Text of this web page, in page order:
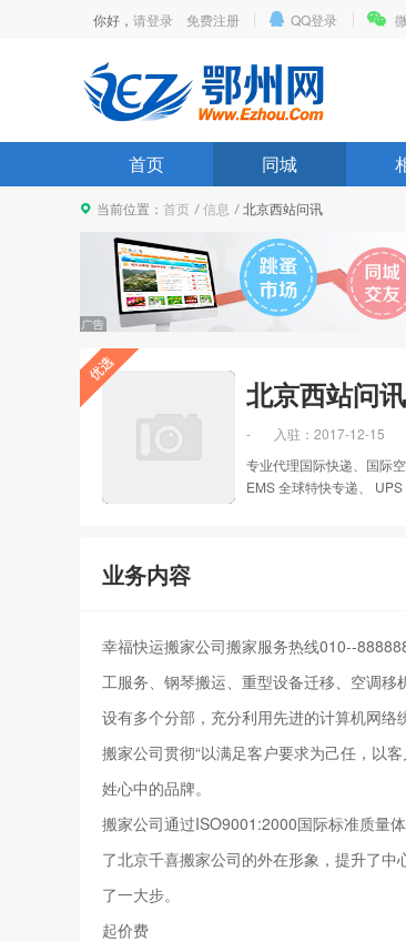
你好， 请登录 免费注册 QQ登录
首页 同城
当前位置： 首页 信息 北京西站问讯
北京西站问讯
- 入驻： 2017-12-15
专业代理国际快递、国际
EMS 全球特快专递、
业务内容
幸福快运搬家公司搬家服务热线010--
工服务、钢琴搬运、重型设备迁移、空调
设有多个分部，充分利用先进的计算机网络
搬家公司贯彻“以满足客户要求为己任，以
姓心中的品牌。
搬家公司通过ISO9001:2000国际标准质量
了北京千喜搬家公司的外在形象，提升了
了一大步。
起价费